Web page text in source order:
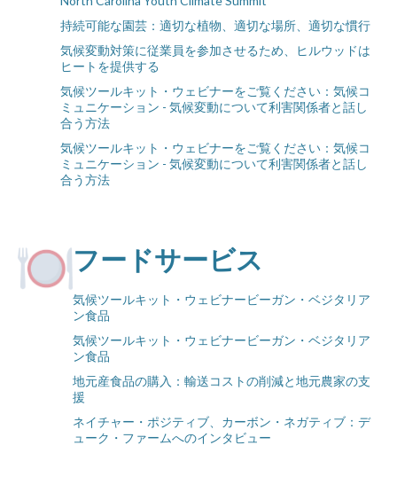
持続可能な園芸：適切な植物、適切な場所、適切な慣行
気候変動対策に従業員を参加させるため、ヒルウッドは
ヒートを提供する
気候ツールキット・ウェビナーをご覧ください：気候コ
ミュニケーション - 気候変動について利害関係者と話し
合う方法
気候ツールキット・ウェビナーをご覧ください：気候コ
ミュニケーション - 気候変動について利害関係者と話し
合う方法
フードサービス
気候ツールキット・ウェビナービーガン・ベジタリア
ン食品
気候ツールキット・ウェビナービーガン・ベジタリア
ン食品
地元産食品の購入：輸送コストの削減と地元農家の支
援
ネイチャー・ポジティブ、カーボン・ネガティブ：デ
ューク・ファームへのインタビュー